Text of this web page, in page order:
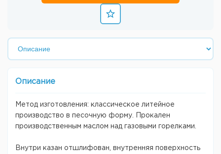
Описание
Метод изготовления: классическое литейное
производство в песочную форму. Прокален
производственным маслом над газовыми горелками.
Внутри казан отшлифован, внутренняя поверхность